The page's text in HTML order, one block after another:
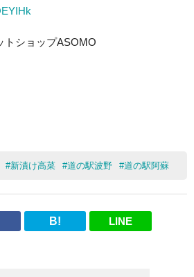
ショップASOMO
#新漬け高菜 #道の駅波野 #道の駅阿蘇
B! LINE